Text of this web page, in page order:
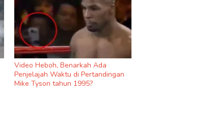
Video Heboh, Benarkah Ada
Penjelajah Waktu di Pertandingan
Mike Tyson tahun 1995?